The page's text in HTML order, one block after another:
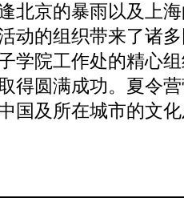
北京的暴雨以及上
动的组织带来了诸
学院工作处的精心
得圆满成功。夏令
国及所在城市的文